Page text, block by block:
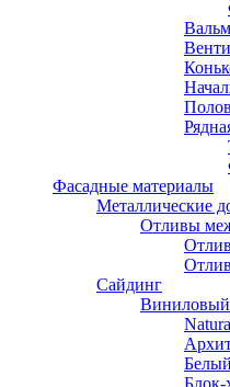
Фасадные материалы
Металлические
Отливы
Сайдинг
Виниловый
Белый
Блок-